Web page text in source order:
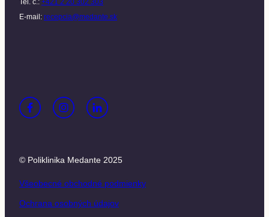
Tel. č.: +421 2 20 302 303
E-mail: recepcia@medante.sk
© Poliklinika Medante 2025
Všeobecné obchodné podmienky
Ochrana osobných údajov